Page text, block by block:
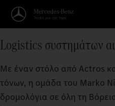
Logistics συστημάτων
Με έναν στόλο από Actros
τόνων, η ομάδα του Marko
δρομολόγια σε όλη τη